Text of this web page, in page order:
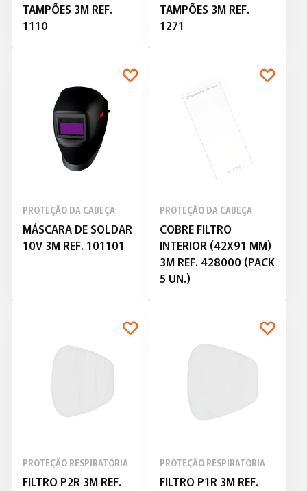
TAMPÕES 3M REF.
1110
TAMPÕES 3M REF.
1271
PROTEÇÃO DA CABEÇA
MÁSCARA DE SOLDAR
10V 3M REF. 101101
PROTEÇÃO DA CABEÇA
COBRE FILTRO
INTERIOR (42X91 MM)
3M REF. 428000 (PACK
5 UN.)
PROTEÇÃO RESPIRATÓRIA
FILTRO P2R 3M REF.
PROTEÇÃO RESPIRATÓRIA
FILTRO P1R 3M REF.